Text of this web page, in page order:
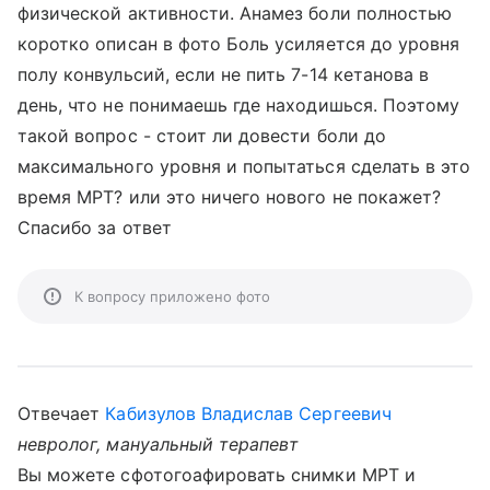
физической активности. Анамез боли полностью
коротко описан в фото Боль усиляется до уровня
полу конвульсий, если не пить 7-14 кетанова в
день, что не понимаешь где находишься. Поэтому
такой вопрос - стоит ли довести боли до
максимального уровня и попытаться сделать в это
время МРТ? или это ничего нового не покажет?
Спасибо за ответ
К вопросу приложено фото
Отвечает Кабизулов Владислав Сергеевич
невролог, мануальный терапевт
Вы можете сфотогоафировать снимки МРТ и